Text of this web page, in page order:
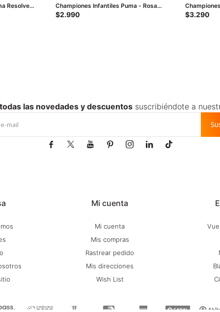
Resolve
Championes Infantiles Puma - Rosa
Ballet
$2.990
AC -
$3.290
Mi cuenta
Mi cuenta
Mis compras
Rastrear pedido
Mis direcciones
Wish List
las novedades y descuentossuscribiéndote a
      